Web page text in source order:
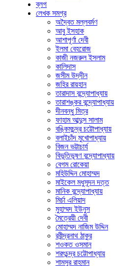
ব্লগ
লেখক সমগ্র
অদ্বৈত মল্লবর্মণ
আবু ইসহাক
আশাপূর্ণা দেবী
ইলমা বেহরোজ
কাজী নজরুল ইসলাম
কালিদাস
জসীম উদ্‌দীন
জহির রায়হান
তারাদাস বন্দ্যোপাধ্যায়
তারাশঙ্কর বন্দ্যোপাধ্যায়
দীনবন্ধু মিত্র
ফাহাম আব্দুস সালাম
বঙ্কিমচন্দ্র চট্টোপাধ্যায়
বলাইচাঁদ মুখোপাধ্যায়
বিজন ভট্টাচার্য
বিভূতিভূষণ বন্দ্যোপাধ্যায়
বেগম রোকেয়া
মহিউদ্দিন মোহাম্মদ
মাইকেল মধুসূদন দত্ত
মানিক বন্দ্যোপাধ্যায়
মির্চা এলিয়াদ
মুহাম্মদ ইউনুস
মৈত্রেয়ী দেবী
মোহাম্মদ নাজিম উদ্দিন
রবীন্দ্রনাথ ঠাকুর
শওকত ওসমান
শরৎচন্দ্র চট্টোপাধ্যায়
শামসুর রাহমান